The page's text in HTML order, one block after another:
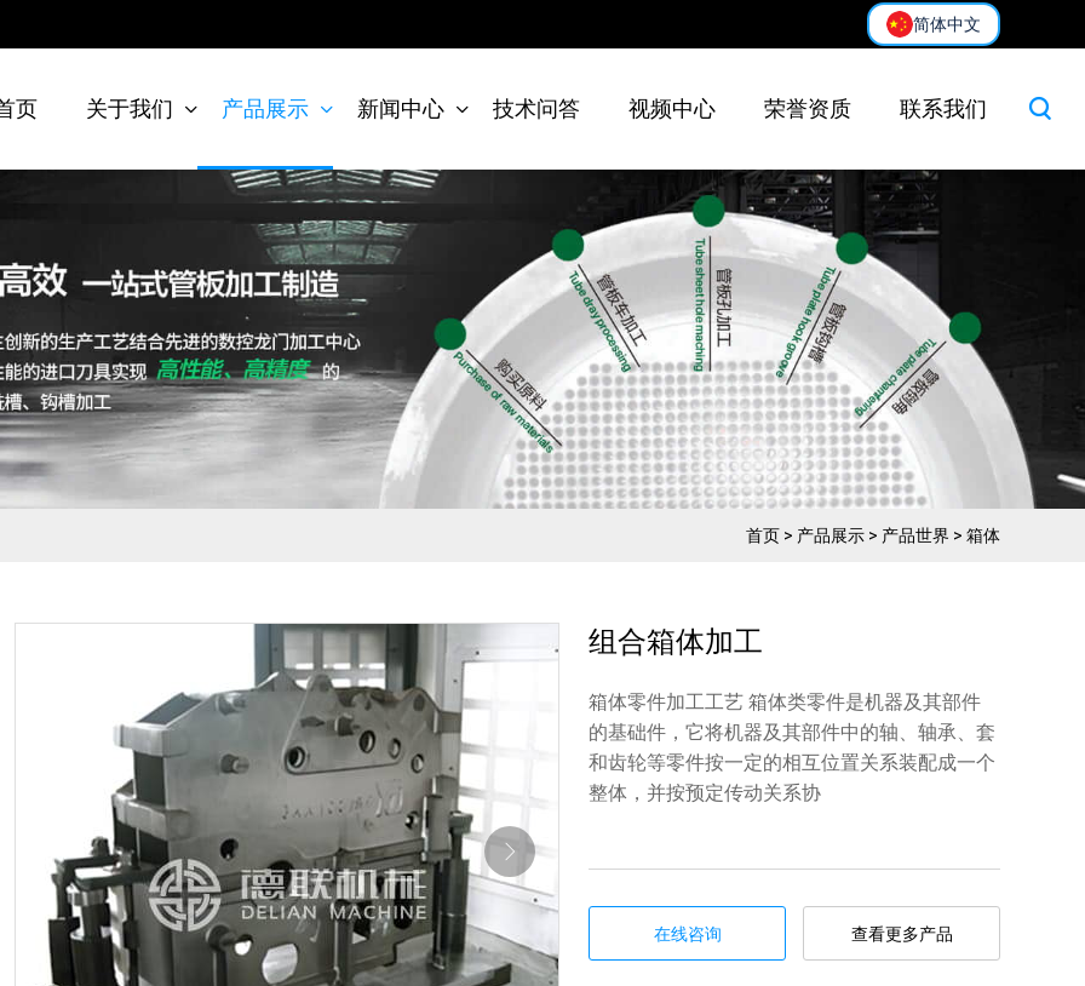
简体中文
页 关于我们 产品展示 新闻中心 技术问答 视频中心 荣誉资质 联系我们
首页 > 产品展示 > 产品世界 > 箱体
组合箱体加工
箱体零件加工工艺 箱体类零件是机器及其部件
的基础件，它将机器及其部件中的轴、轴承、套
和齿轮等零件按一定的相互位置关系装配成一个
整体，并按预定传动关系协
在线咨询 查看更多产品